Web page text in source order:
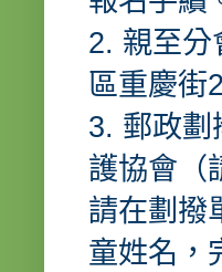
2. 親至分
區重慶街
3. 郵政劃
護協會（
請在劃撥
童姓名，